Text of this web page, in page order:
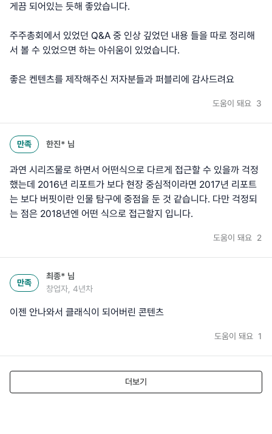
게끔 되어있는 듯해 좋았습니다.
주주총회에서 있었던 Q&A 중 인상 깊었던 내용 들을 따로 정리해
서 볼 수 있었으면 하는 아쉬움이 있었습니다.
좋은 켄텐츠를 제작해주신 저자분들과 퍼블리에 감사드려요
도움이 돼요 3
만족 한진* 님
과연 시리즈물로 하면서 어떤식으로 다르게 접근할 수 있을까 걱정
했는데 2016년 리포트가 보다 현장 중심적이라면 2017년 리포트
는 보다 버핏이란 인물 탐구에 중점을 둔 것 같습니다. 다만 걱정되
는 점은 2018년엔 어떤 식으로 접근할지 입니다.
도움이 돼요 2
만족
최종* 님
창업자, 4년차
이젠 안나와서 클래식이 되어버린 콘텐츠
도움이 돼요 1
더보기